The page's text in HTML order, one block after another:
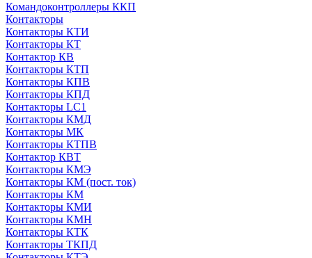
Командоконтроллеры ККП
Контакторы
Контакторы КТИ
Контакторы КТ
Контактор КВ
Контакторы КТП
Контакторы КПВ
Контакторы КПД
Контакторы LC1
Контакторы КМД
Контакторы МК
Контакторы КТПВ
Контактор КВТ
Контакторы КМЭ
Контакторы КМ (пост. ток)
Контакторы КМ
Контакторы КМИ
Контакторы КМН
Контакторы КТК
Контакторы ТКПД